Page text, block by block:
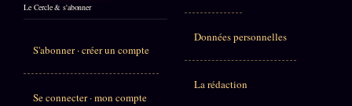
Le Cercle & s'abonner
S'abonner · créer un compte
Se connecter · mon compte
Données personnelles
La rédaction